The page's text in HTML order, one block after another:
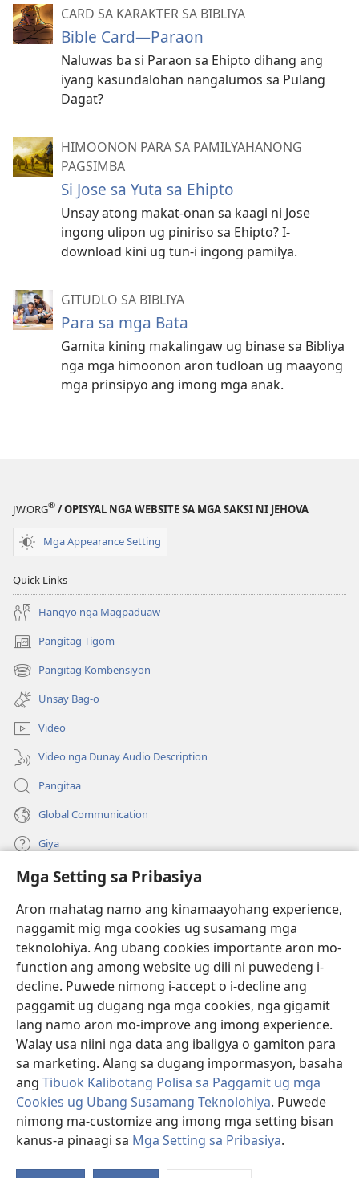
Mga Setting sa Pribasiya
Aron mahatag namo ang kinamaayohang experience,
naggamit mig mga cookies ug susamang mga
teknolohiya. Ang ubang cookies importante aron mo-
function ang among website ug dili ni puwedeng i-
decline. Puwede nimong i-accept o i-decline ang
paggamit ug dugang nga mga cookies, nga gigamit
lang namo aron mo-improve ang imong experience.
Walay usa niini nga data ang ibaligya o gamiton para
sa marketing. Alang sa dugang impormasyon, basaha
ang Tibuok Kalibotang Polisa sa Paggamit ug mga
Cookies ug Ubang Susamang Teknolohiya. Puwede
nimong ma-customize ang imong mga setting bisan
kanus-a pinaagi sa Mga Setting sa Pribasiya.
CARD SA KARAKTER SA BIBLIYA
Bible Card—Paraon
Naluwas ba si Paraon sa Ehipto dihang ang
iyang kasundalohan nangalumos sa Pulang
Dagat?
HIMOONON PARA SA PAMILYAHANONG
PAGSIMBA
Si Jose sa Yuta sa Ehipto
Unsay atong makat-onan sa kaagi ni Jose
ingong ulipon ug piniriso sa Ehipto? I-
download kini ug tun-i ingong pamilya.
GITUDLO SA BIBLIYA
Para sa mga Bata
Gamita kining makalingaw ug binase sa Bibliya
nga mga himoonon aron tudloan ug maayong
mga prinsipyo ang imong mga anak.
JW.ORG® / OPISYAL NGA WEBSITE SA MGA SAKSI NI JEHOVA
Mga Appearance Setting
Quick Links
Hangyo nga Magpaduaw
Pangitag Tigom
(mo-
open
ug
bag-
ong
window)
Pangitag Kombensiyon
(mo-
open
ug
bag-
ong
window)
Unsay Bag-o
Video
Video nga Dunay Audio Description
Pangitaa
Global Communication
Giya
Donasyon
(mo-
open
bag-
ong
window)
Watchtower ONLINE NGA LIBRARYA
(mo-
open
ug
bag-
window)
JW Hub
(mo-
open
ug
bag-
ong
window)
JW Library
Watchtower Library
Copyright© 2026 Watch Tower Bible and Tract Society of Pennsylvania.
KONDISYONES SA PAGGAMIT|POLISA SA PRIBASIYA|
SA PRIBASIYA